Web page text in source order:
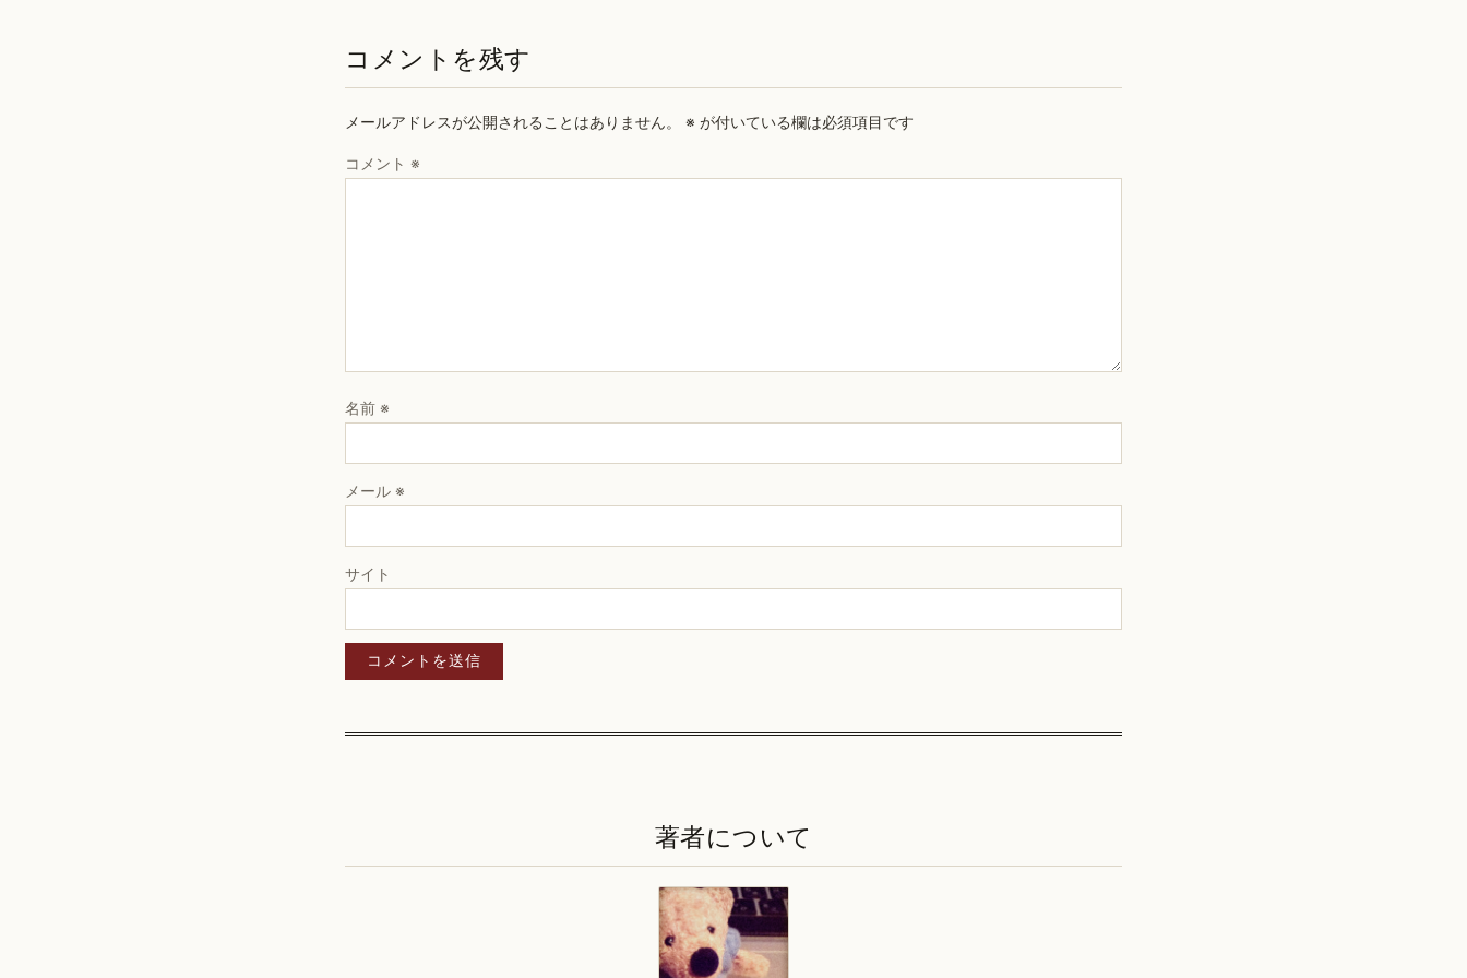
コメントを残す
メールアドレスが公開されることはありません。 ※ が付いている欄は必須項目です
コメント ※
名前 ※
メール ※
サイト
著者について